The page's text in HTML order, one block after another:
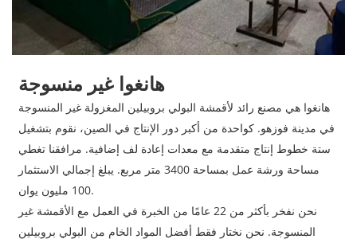
هانغوا غير منسوجة
هانغوا هي مصنع رائد لأقمشة البولي بروبيلين المغزولة غير المنسوجة
في مدينة فوزهو. كواحدة من أكبر دور الإنتاج في الصين، نقوم بتشغيل
ستة خطوط إنتاج متقدمة مع معدات إعادة لف إضافية. مرافقنا تغطي
مساحة ورشة عمل بمساحة 3400 متر مربع. يبلغ إجمالي الاستثمار
100 مليون يوان.
نحن نفخر بأكثر من 22 عامًا من الخبرة في العمل مع الأقمشة غير
المنسوجة. نحن نختار فقط أفضل المواد الخام من البولي بروبيلين